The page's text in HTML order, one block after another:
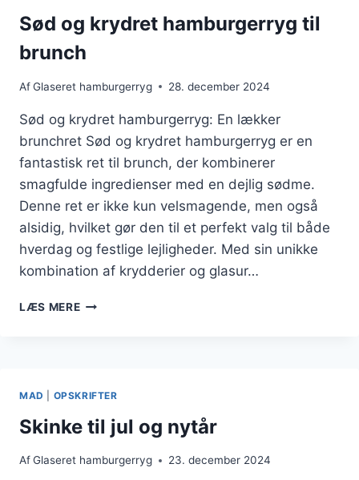
Sød og krydret hamburgerryg til
brunch
AfGlaseret hamburgerryg 28. december 2024
Sød og krydret hamburgerryg: En lækker
brunchret Sød og krydret hamburgerryg er en
fantastisk ret til brunch, der kombinerer
smagfulde ingredienser med en dejlig sødme.
Denne ret er ikke kun velsmagende, men også
alsidig, hvilket gør den til et perfekt valg til både
hverdag og festlige lejligheder. Med sin unikke
kombination af krydderier og glasur…
LÆS MERESØD
MAD OPSKRIFTER
Skinke til jul og nytår
AfGlaseret hamburgerryg 23. december 2024